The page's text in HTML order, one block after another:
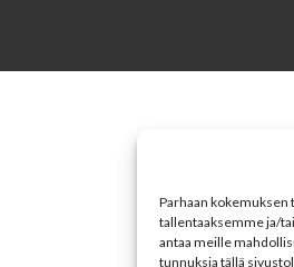
Parhaan
tallentaaksemme ja/
antaa meille
tunnuksia tällä